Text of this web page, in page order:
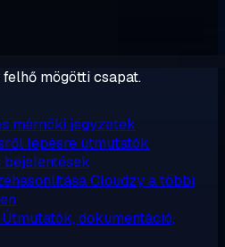
mögötti csapat.
mérnöki jegyzetek
lépésre útmutatók
bejelentések
Cloudzy a többi
Útmutatók, dokumentáció,